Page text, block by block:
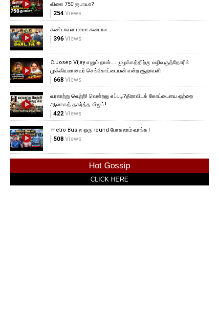
விலை 750 ரூபாயா?
254Views
கண்டாவள மாமா கனடால...
396Views
C.Josep Vijay எனும் நான்.... முழக்கத்திற்கு வழிவகுத்தோரில்
முக்கியமானவர் செங்கோட்டையன் என்ற சூறாவளி
668Views
வரலாற்று வெற்றி! வென்றது எப்படி?திராவிடக் கோட்டையை ஒற்றை
ஆளாகத் தகர்த்த விஜய்!
422Views
metro Bus ல ஒரு round போகலாம் வாங்க !
508Views
Hot Gossip
CLICK HERE